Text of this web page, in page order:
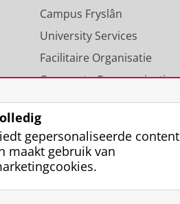
Campus Fryslân
University Services
Facilitaire Organisatie
Corporate Communicatie
Agenda
gepersonaliseerde content
maakt gebruik van